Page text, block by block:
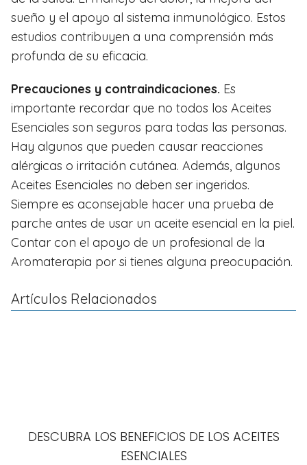
sueño y el apoyo al sistema inmunológico. Estos
estudios contribuyen a una comprensión más
profunda de su eficacia.
Precauciones y contraindicaciones. Es
importante recordar que no todos los Aceites
Esenciales son seguros para todas las personas.
Hay algunos que pueden causar reacciones
alérgicas o irritación cutánea. Además, algunos
Aceites Esenciales no deben ser ingeridos.
Siempre es aconsejable hacer una prueba de
parche antes de usar un aceite esencial en la piel.
Contar con el apoyo de un profesional de la
Aromaterapia por si tienes alguna preocupación.
Artículos Relacionados
DESCUBRA LOS BENEFICIOS DE LOS ACEITES
ESENCIALES